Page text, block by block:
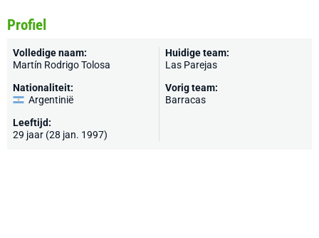
Profiel
Volledige naam:
Martín Rodrigo Tolosa
Nationaliteit:
Argentinië
Leeftijd:
29 jaar (28 jan. 1997)
Huidige team:
Las Parejas
Vorig team:
Barracas